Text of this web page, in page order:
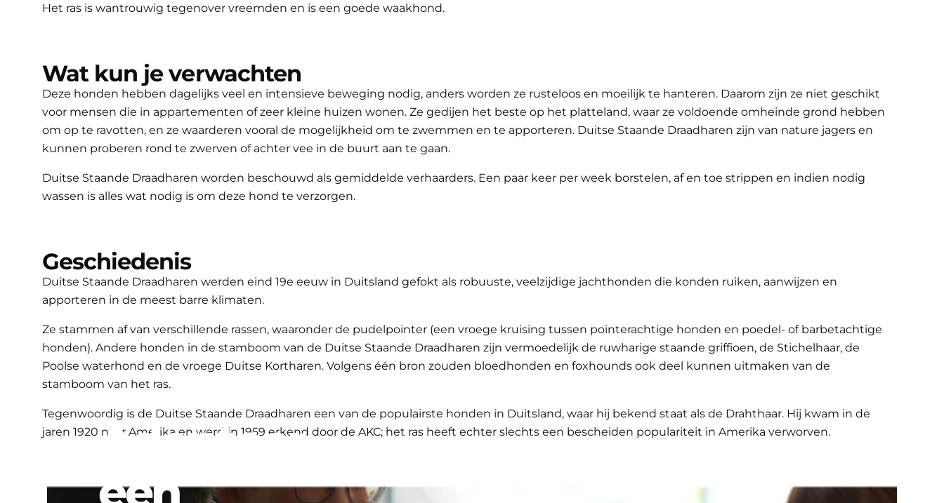
Het ras is wantrouwig tegenover vreemden en is een goede waakhond.
Wat kun je verwachten
Deze honden hebben dagelijks veel en intensieve beweging nodig, anders worden ze rusteloos en moeilijk te hanteren. Daarom zijn ze niet geschikt
voor mensen die in appartementen of zeer kleine huizen wonen. Ze gedijen het beste op het platteland, waar ze voldoende omheinde grond hebben
om op te ravotten, en ze waarderen vooral de mogelijkheid om te zwemmen en te apporteren. Duitse Staande Draadharen zijn van nature jagers en
kunnen proberen rond te zwerven of achter vee in de buurt aan te gaan.
Duitse Staande Draadharen worden beschouwd als gemiddelde verhaarders. Een paar keer per week borstelen, af en toe strippen en indien nodig
wassen is alles wat nodig is om deze hond te verzorgen.
Geschiedenis
Duitse Staande Draadharen werden eind 19e eeuw in Duitsland gefokt als robuuste, veelzijdige jachthonden die konden ruiken, aanwijzen en
apporteren in de meest barre klimaten.
Ze stammen af ​​van verschillende rassen, waaronder de pudelpointer (een vroege kruising tussen pointerachtige honden en poedel- of barbetachtige
honden). Andere honden in de stamboom van de Duitse Staande Draadharen zijn vermoedelijk de ruwharige staande griffioen, de Stichelhaar, de
Poolse waterhond en de vroege Duitse Kortharen. Volgens één bron zouden bloedhonden en foxhounds ook deel kunnen uitmaken van de
stamboom van het ras.
Tegenwoordig is de Duitse Staande Draadharen een van de populairste honden in Duitsland, waar hij bekend staat als de Drahthaar. Hij kwam in de
jaren 1920 naar Amerika en werd in 1959 erkend door de AKC; het ras heeft echter slechts een bescheiden populariteit in Amerika verworven.
Adopteer
een